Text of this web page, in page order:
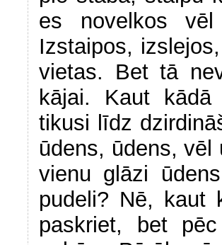
es novelkos
Izstaipos,
vietas. Bet tā
kājai. Kaut kādā
tikusi līdz
ūdens, ūdens, vēl
vienu glāzi
pudeli? Nē, kaut
paskriet, bet